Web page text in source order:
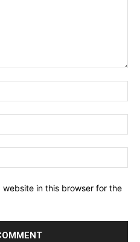
website in this browser for the